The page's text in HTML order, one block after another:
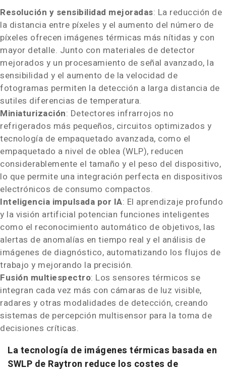
Resolución y sensibilidad mejoradas: La reducción de
la distancia entre píxeles y el aumento del número de
píxeles ofrecen imágenes térmicas más nítidas y con
mayor detalle. Junto con materiales de detector
mejorados y un procesamiento de señal avanzado, la
sensibilidad y el aumento de la velocidad de
fotogramas permiten la detección a larga distancia de
sutiles diferencias de temperatura.
Miniaturización: Detectores infrarrojos no
refrigerados más pequeños, circuitos optimizados y
tecnología de empaquetado avanzada, como el
empaquetado a nivel de oblea (WLP), reducen
considerablemente el tamaño y el peso del dispositivo,
lo que permite una integración perfecta en dispositivos
electrónicos de consumo compactos.
Inteligencia impulsada por IA: El aprendizaje profundo
y la visión artificial potencian funciones inteligentes
como el reconocimiento automático de objetivos, las
alertas de anomalías en tiempo real y el análisis de
imágenes de diagnóstico, automatizando los flujos de
trabajo y mejorando la precisión.
Fusión multiespectro: Los sensores térmicos se
integran cada vez más con cámaras de luz visible,
radares y otras modalidades de detección, creando
sistemas de percepción multisensor para la toma de
decisiones críticas.
La tecnología de imágenes térmicas basada en
SWLP de Raytron reduce los costes de